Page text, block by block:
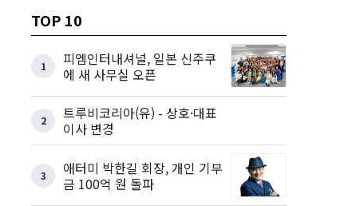
TOP 10
1
피엠인터내셔널, 일본 신주쿠
에 새 사무실 오픈
2
트루비코리아(유) - 상호·대표
이사 변경
3
애터미 박한길 회장, 개인 기부
금 100억 원 돌파